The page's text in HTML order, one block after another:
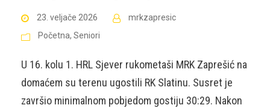
23. veljače 2026
mrkzapresic
Početna, Seniori
U 16. kolu 1. HRL Sjever rukometaši MRK Zaprešić na
domaćem su terenu ugostili RK Slatinu. Susret je
završio minimalnom pobjedom gostiju 30:29. Nakon